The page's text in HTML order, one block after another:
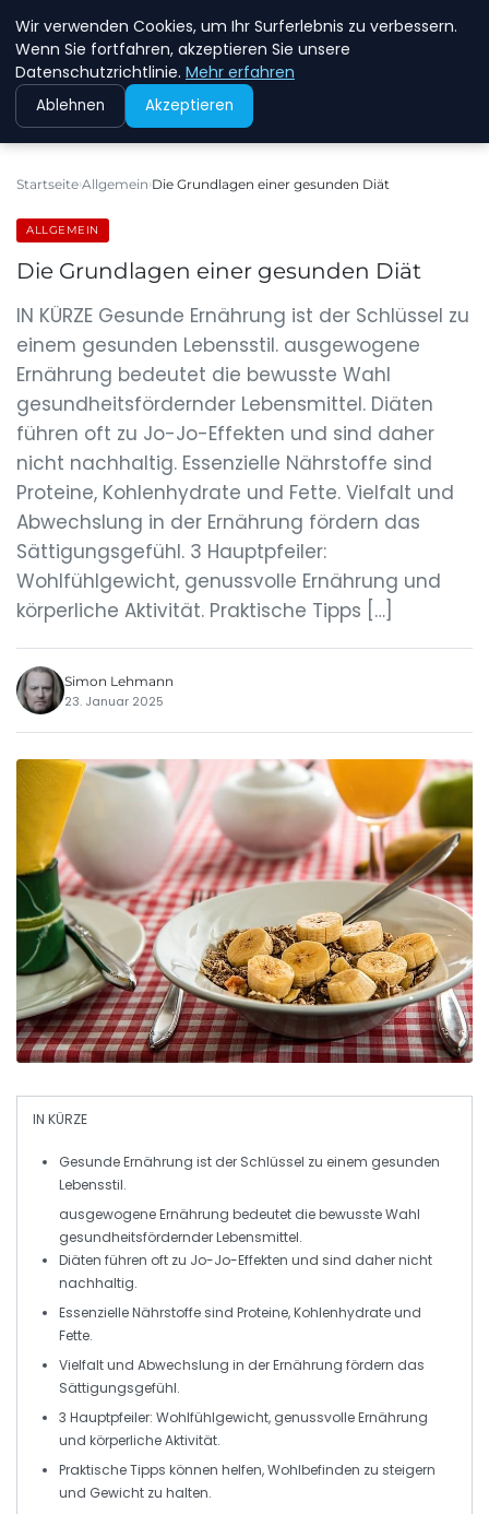
NEW ENERGY JOBS
Startseite Allgemein Die Grundlagen einer gesunden Diät
ALLGEMEIN
Die Grundlagen einer gesunden Diät
IN KÜRZE Gesunde Ernährung ist der Schlüssel zu
einem gesunden Lebensstil. ausgewogene
Ernährung bedeutet die bewusste Wahl
gesundheitsfördernder Lebensmittel. Diäten
führen oft zu Jo-Jo-Effekten und sind daher
nicht nachhaltig. Essenzielle Nährstoffe sind
Proteine, Kohlenhydrate und Fette. Vielfalt und
Abwechslung in der Ernährung fördern das
Sättigungsgefühl. 3 Hauptpfeiler:
Wohlfühlgewicht, genussvolle Ernährung und
körperliche Aktivität. Praktische Tipps […]
Simon Lehmann
23. Januar 2025
IN KÜRZE
Gesunde Ernährung ist der Schlüssel zu einem gesunden
Lebensstil.
ausgewogene Ernährung bedeutet die bewusste Wahl
gesundheitsfördernder Lebensmittel.
Diäten führen oft zu Jo-Jo-Effekten und sind daher nicht
nachhaltig.
EssenzielleNährstoffe sind Proteine,Kohlenhydrateund
Fette.
Vielfalt und Abwechslung in der Ernährung fördern das
Sättigungsgefühl.
3 Hauptpfeiler: Wohlfühlgewicht, genussvolle Ernährung
und körperliche Aktivität.
Praktische Tipps können helfen,Wohlbefinden zu steigern
und Gewicht zu halten.
Wir verwenden Cookies, um Ihr Surferlebnis zu verbessern.
Wenn Sie fortfahren, akzeptieren Sie unsere
Datenschutzrichtlinie. Mehr erfahren
Ablehnen Akzeptieren